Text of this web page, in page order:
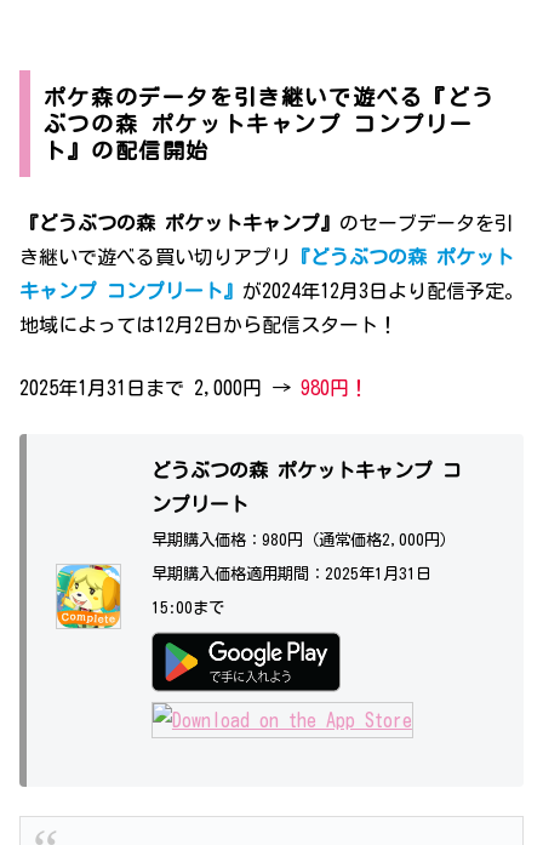
ポケ森のデータを引き継いで遊べる『どう
ぶつの森 ポケットキャンプ コンプリー
ト』の配信開始
『どうぶつの森 ポケットキャンプ』 のセーブデータを引
き継いで遊べる買い切りアプリ
『どうぶつの森 ポケット
キャンプ コンプリート』 が2024年12月3日より配信予定。
地域によっては12月2日から配信スタート！
2025年1月31日まで 2,000円 → 980円！
どうぶつの森 ポケットキャンプ コ
ンプリート
早期購入価格：980円（通常価格2,000円）
早期購入価格適用期間：2025年1月31日
15:00まで